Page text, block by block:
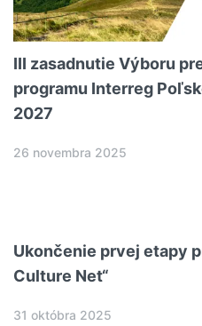
III zasadnutie Výboru
programu Interreg
2027
26 novembra 2025
Ukončenie prvej etapy
Culture Net“
31 októbra 2025